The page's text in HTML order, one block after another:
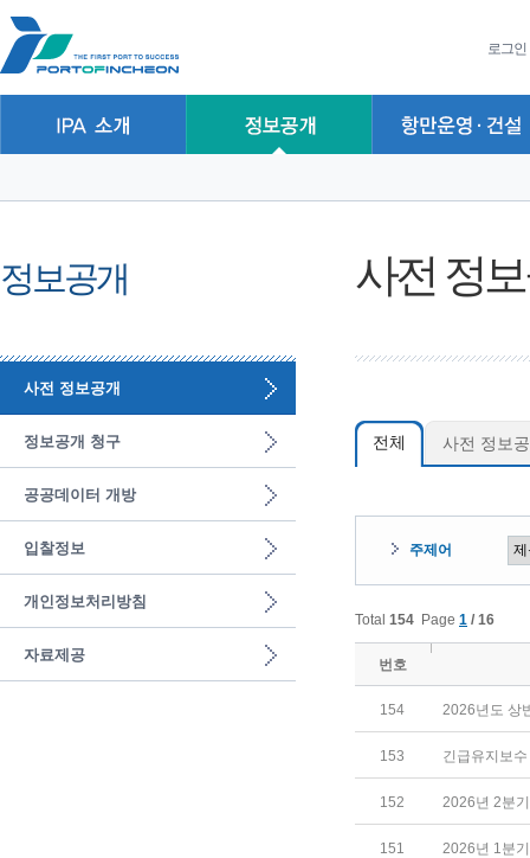
로그인
정보공개
사전 정보공개
정보공개 청구
공공데이터 개방
입찰정보
개인정보처리방침
자료제공
사전 정
전체 사전 정보
주제어
Total 154 Page 1 / 16
번호
154 2026년도 상
153 긴급유지보
152 2026년 2분
151 2026년 1분